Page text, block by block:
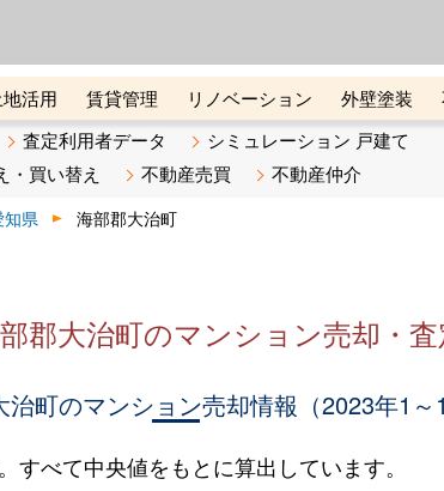
活用 賃貸管理 リノベーション 外壁塗装
リビンマガジンBiz 不動産売却ご相談デスク
査定利用者データ
シミュレーション 戸建て
・買い替え 不動産売買 不動産仲介
知県 海部郡大治町
郡大治町のマンション売却・
治町のマンション売却情報（2023年1～
べて中央値をもとに算出しています。